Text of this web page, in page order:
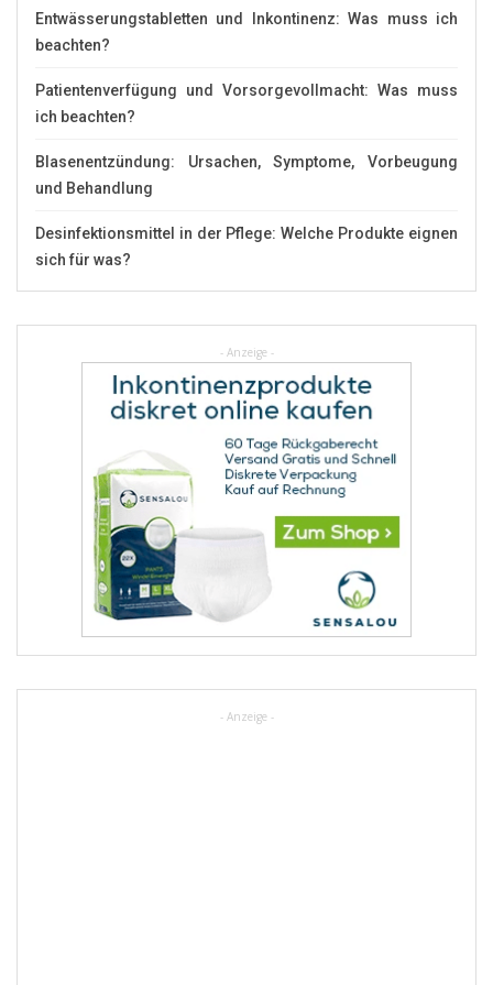
Entwässerungstabletten und Inkontinenz: Was muss ich
beachten?
Patientenverfügung und Vorsorgevollmacht: Was muss
ich beachten?
Blasenentzündung: Ursachen, Symptome, Vorbeugung
und Behandlung
Desinfektionsmittel in der Pflege: Welche Produkte eignen
sich für was?
- Anzeige -
- Anzeige -